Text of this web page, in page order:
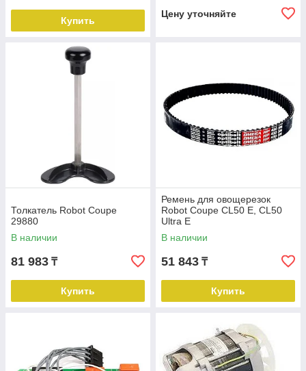
Купить
Цену уточняйте
Толкатель Robot Coupe
29880
В наличии
81 983 ₸
Купить
Ремень для овощерезок
Robot Coupe CL50 E, CL50
Ultra E
В наличии
51 843 ₸
Купить